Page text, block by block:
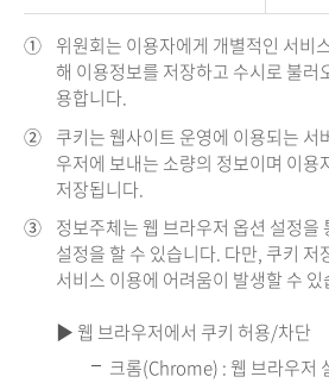
① 위원회는 이용자에게 개별적인 서비
해 이용정보를 저장하고 수시로 불러
용합니다.
② 쿠키는 웹사이트 운영에 이용되는
우저에 보내는 소량의 정보이며 이용
저장됩니다.
③ 정보주체는 웹 브라우저 옵션 설정을
설정을 할 수 있습니다. 다만, 쿠키 저
서비스 이용에 어려움이 발생할 수 있
▶ 웹 브라우저에서 쿠키 허용/차단
크롬(Chrome) : 웹 브라우저